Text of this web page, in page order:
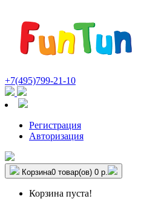
+7(495)799-21-10
Регистрация
Авторизация
Корзина0 товар(ов) 0 р.
Корзина пуста!